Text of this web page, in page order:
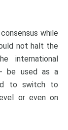
while
not halt the
international
be used as a
to switch to
or even on